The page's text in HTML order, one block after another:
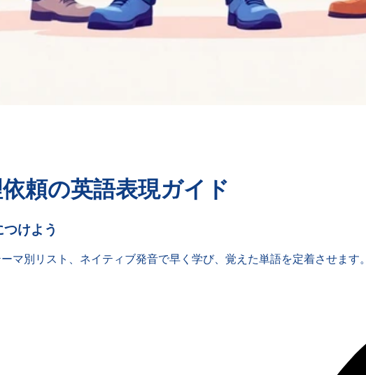
頼の英語表現ガイド
けよう
マ別リスト、ネイティブ発音で早く学び、覚えた単語を定着させます。